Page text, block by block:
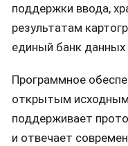
поддержки ввода,
результатам
единый банк
Программное
открытым
поддерживает
и отвечает